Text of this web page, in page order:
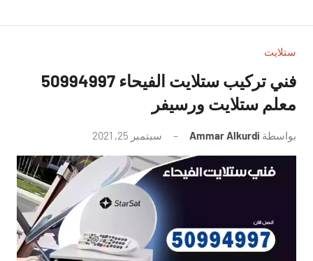
الكويت
للاعلانات
بالكويت
ستلايت
فني تركيب ستلايت الفيحاء 50994997
معلم ستلايت ورسيفر
بواسطة Ammar Alkurdi سبتمبر 25, 2021
توجد
تعليقات